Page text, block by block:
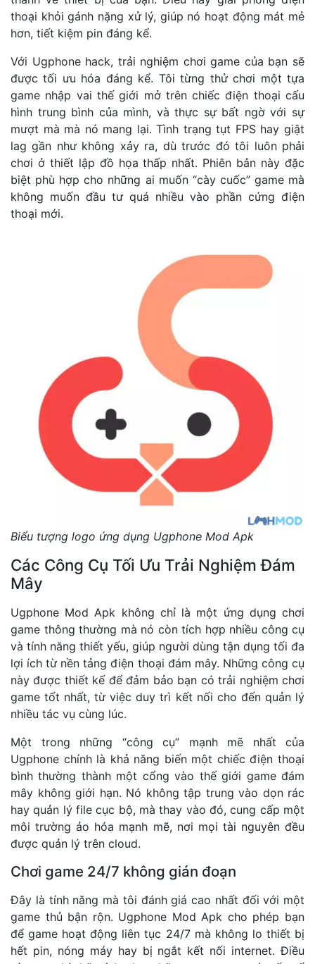
thoại khỏi gánh nặng xử lý, giúp nó hoạt động mát mẻ
hơn, tiết kiệm pin đáng kể.
Với Ugphone hack, trải nghiệm chơi game của bạn sẽ
được tối ưu hóa đáng kể. Tôi từng thử chơi một tựa
game nhập vai thế giới mở trên chiếc điện thoại cấu
hình trung bình của mình, và thực sự bất ngờ với sự
mượt mà mà nó mang lại. Tình trạng tụt FPS hay giật
lag gần như không xảy ra, dù trước đó tôi luôn phải
chơi ở thiết lập đồ họa thấp nhất. Phiên bản này đặc
biệt phù hợp cho những ai muốn “cày cuốc” game mà
không muốn đầu tư quá nhiều vào phần cứng điện
thoại mới.
Biểu tượng logo ứng dụng Ugphone Mod Apk
Các Công Cụ Tối Ưu Trải Nghiệm Đám
Mây
Ugphone Mod Apk không chỉ là một ứng dụng chơi
game thông thường mà nó còn tích hợp nhiều công cụ
và tính năng thiết yếu, giúp người dùng tận dụng tối đa
lợi ích từ nền tảng điện thoại đám mây. Những công cụ
này được thiết kế để đảm bảo bạn có trải nghiệm chơi
game tốt nhất, từ việc duy trì kết nối cho đến quản lý
nhiều tác vụ cùng lúc.
Một trong những “công cụ” mạnh mẽ nhất của
Ugphone chính là khả năng biến một chiếc điện thoại
bình thường thành một cổng vào thế giới game đám
mây không giới hạn. Nó không tập trung vào dọn rác
hay quản lý file cục bộ, mà thay vào đó, cung cấp một
môi trường ảo hóa mạnh mẽ, nơi mọi tài nguyên đều
được quản lý trên cloud.
Chơi game 24/7 không gián đoạn
Đây là tính năng mà tôi đánh giá cao nhất đối với một
game thủ bận rộn. Ugphone Mod Apk cho phép bạn
để game hoạt động liên tục 24/7 mà không lo thiết bị
hết pin, nóng máy hay bị ngắt kết nối internet. Điều